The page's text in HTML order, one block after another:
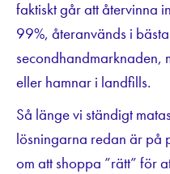
faktiskt går att återvinna
99%, återanvänds i
secondhandmarknaden,
eller hamnar i landfills.
Så länge vi ständigt
lösningarna redan är på
om att shoppa ”rätt” för